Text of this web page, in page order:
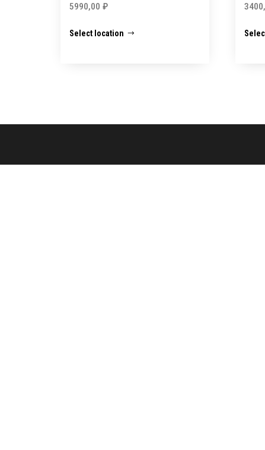
5990,00 ₽
Select location